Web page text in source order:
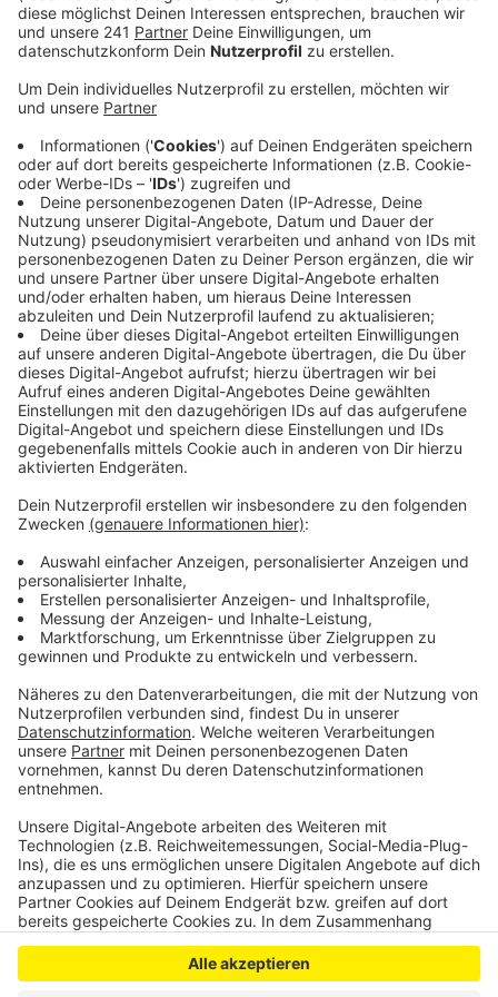
Anzeige
kommenden Jahren wie geplant deutlich
investieren.
Veröffentlicht:Dienstag, 14.09.2021 10:42
Anzeige
Umsetzung der Verkehrswende, mehr bezahlbarer
Wohnraum und zusätzliche Kitas. Das sind nur einige
der Projekte, die die Koalition in den nächsten
jahrenangehen will. Die CDU warnt angesichts der
geplanten Investitionen, dass die Stadt in einen
Nothaushalt rutschen könnte. Die Grünen wiesen das
zurück: man investiere jetzt, um die
Zukunftsherausforderungen bewältigen zu können.
Dass ein Nothaushalt kein Thema sei, habe die
genehmigung des Haushalts gezeigt. Die
Bezirksregierung hat aber ein paar Auflagen
festgelegt. So solle die Stadt im nächsten Haushalt
berichten. Und: allen geplanten Maßnahmen sollen
kritisch geprüft werden, um einen Anstieg der
Neuverschuldung zu begrenzen.CM
Anzeige